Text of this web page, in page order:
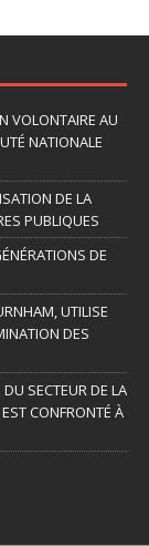
VOLONTAIRE AU
NATIONALE
DE LA
PUBLIQUES
DE
UTILISE
DES
DU SECTEUR DE LA
CONFRONTÉ À